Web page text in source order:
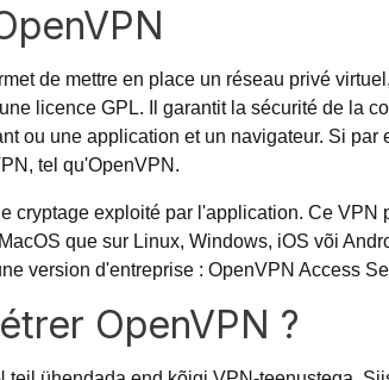
de mettre en place un réseau privé
licence GPL. Il garantit la sécurité de la
ou une application et un navigateur. Si par
tel qu'OpenVPN.
exploité par l'application. Ce VPN
que sur Linux, Windows, iOS või
version d'entreprise : OpenVPN Access
OpenVPN ?